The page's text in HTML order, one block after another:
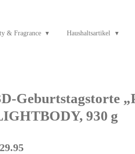
& Fragrance Haushaltsartikel
Geburtstagstorte
930 g